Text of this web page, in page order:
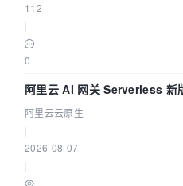
112
0
阿里云 AI 网关 Serverless 新
拓扑可视化构建 AI 流量治理底座
阿里云云原生
2026-08-07